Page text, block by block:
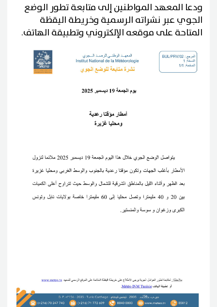
ودعا المعهد المواطنين إلى متابعة تطور الوضع
الجوي عبر نشراته الرسمية وخريطة اليقظة
المتاحة على موقعه الإلكتروني وتطبيقة الهاتف.